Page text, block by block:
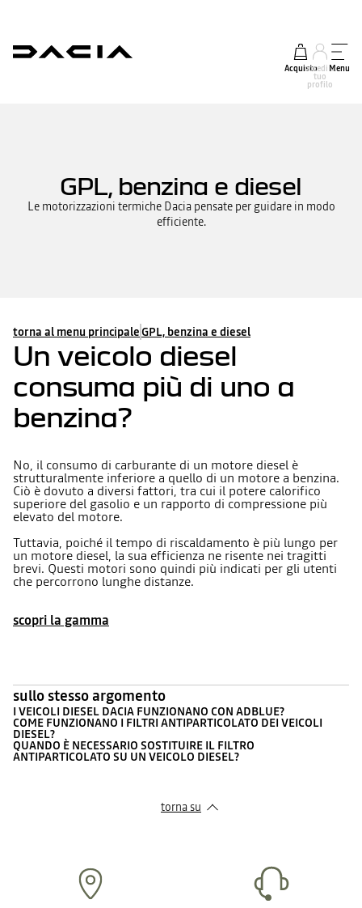
Acquistoaccedi al
tuo
profilo
Menu
GPL, benzina e diesel
Le motorizzazioni termiche Dacia pensate per guidare in modo
efficiente.
torna al menu principaleGPL, benzina e diesel
Un veicolo diesel
consuma più di uno a
benzina?
No, il consumo di carburante di un motore diesel è
strutturalmente inferiore a quello di un motore a benzina.
Ciò è dovuto a diversi fattori, tra cui il potere calorifico
superiore del gasolio e un rapporto di compressione più
elevato del motore.
Tuttavia, poiché il tempo di riscaldamento è più lungo per
un motore diesel, la sua efficienza ne risente nei tragitti
brevi. Questi motori sono quindi più indicati per gli utenti
che percorrono lunghe distanze.
scopri la gamma
sullo stesso argomento
I VEICOLI DIESEL DACIA FUNZIONANO CON ADBLUE?
COME FUNZIONANO I FILTRI ANTIPARTICOLATO DEI VEICOLI
DIESEL?
QUANDO È NECESSARIO SOSTITUIRE IL FILTRO
ANTIPARTICOLATO SU UN VEICOLO DIESEL?
torna su